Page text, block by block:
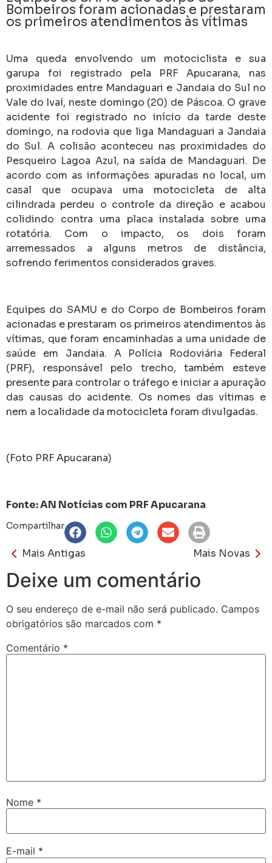
Bombeiros foram acionadas e prestaram
os primeiros atendimentos às vítimas
Uma queda envolvendo um motociclista e sua
garupa foi registrado pela PRF Apucarana, nas
proximidades entre Mandaguari e Jandaia do Sul no
Vale do Ivaí, neste domingo (20) de Páscoa. O grave
acidente foi registrado no início da tarde deste
domingo, na rodovia que liga Mandaguari a Jandaia
do Sul. A colisão aconteceu nas proximidades do
Pesqueiro Lagoa Azul, na saída de Mandaguari. De
acordo com as informações apuradas no local, um
casal que ocupava uma motocicleta de alta
cilindrada perdeu o controle da direção e acabou
colidindo contra uma placa instalada sobre uma
rotatória. Com o impacto, os dois foram
arremessados a alguns metros de distância,
sofrendo ferimentos considerados graves.
Equipes do SAMU e do Corpo de Bombeiros foram
acionadas e prestaram os primeiros atendimentos às
vítimas, que foram encaminhadas a uma unidade de
saúde em Jandaia. A Polícia Rodoviária Federal
(PRF), responsável pelo trecho, também esteve
presente para controlar o tráfego e iniciar a apuração
das causas do acidente. Os nomes das vítimas e
nem a localidade da motocicleta foram divulgadas.
(Foto PRF Apucarana)
Fonte: AN Notícias com PRF Apucarana
Compartilhar
Mais Antigas Mais Novas
Deixe um comentário
O seu endereço de e-mail não será publicado. Campos
obrigatórios são marcados com *
Comentário *
Nome *
E-mail *